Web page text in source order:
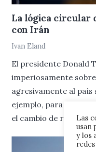
La lógica circular
con Irán
Ivan Eland
El presidente Donald
imperiosamente
agresivamente al
ejemplo, para apoyar
el cambio de
Las
usan
y los